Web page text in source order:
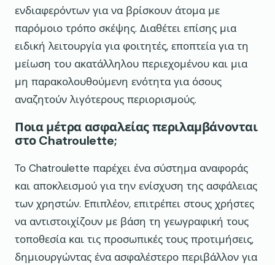
ενδιαφερόντων για να βρίσκουν άτομα με
παρόμοιο τρόπο σκέψης. Διαθέτει επίσης μια
ειδική λειτουργία για φοιτητές, εποπτεία για τη
μείωση του ακατάλληλου περιεχομένου και μια
μη παρακολουθούμενη ενότητα για όσους
αναζητούν λιγότερους περιορισμούς.
Ποια μέτρα ασφαλείας περιλαμβάνονται
στο Chatroulette;
Το Chatroulette παρέχει ένα σύστημα αναφοράς
και αποκλεισμού για την ενίσχυση της ασφάλειας
των χρηστών. Επιπλέον, επιτρέπει στους χρήστες
να αντιστοιχίζουν με βάση τη γεωγραφική τους
τοποθεσία και τις προσωπικές τους προτιμήσεις,
δημιουργώντας ένα ασφαλέστερο περιβάλλον για